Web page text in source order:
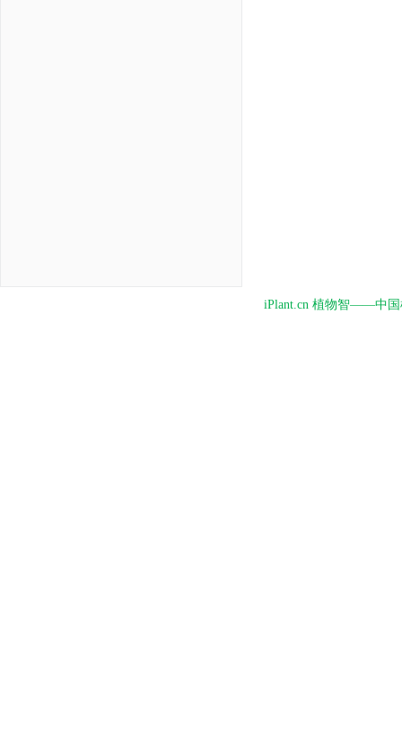
iPlant.cn 植物智——中国